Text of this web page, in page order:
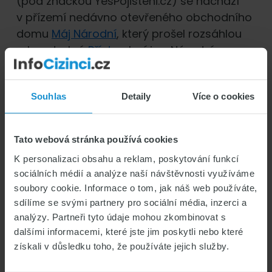
Souhlas Detaily Více o cookies
Tato webová stránka používá cookies
K personalizaci obsahu a reklam, poskytování funkcí
sociálních médií a analýze naší návštěvnosti využíváme
soubory cookie. Informace o tom, jak náš web používáte,
sdílíme se svými partnery pro sociální média, inzerci a
analýzy. Partneři tyto údaje mohou zkombinovat s
dalšími informacemi, které jste jim poskytli nebo které
získali v důsledku toho, že používáte jejich služby.
v přízemí nedávno otevřeného obchodního
domu Máj Národní, který prošel rozsáhlou
rekonstrukcí.Přístupk ní je z Národní,
Spálené i Charvátovy ulice a na místo je
možné se pohodlně dopravit metrem linky B
nebo vícero linkami tramvají. Výstupní
stanicí je ve všech případech Národní třída.
AboutMarek Čihák
Marek rád pracuje se slovem i s
příběhem. A rád cestuje. Hlavně